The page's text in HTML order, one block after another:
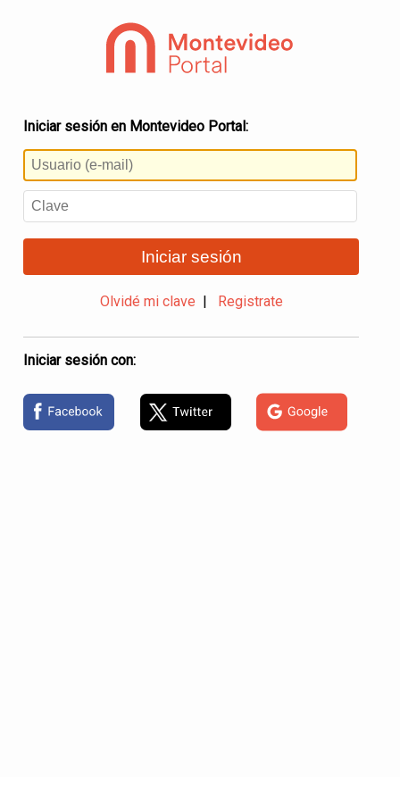
Iniciar sesión en Montevideo Portal:
Iniciar sesión
Olvidé mi clave Registrate
Iniciar sesión con: